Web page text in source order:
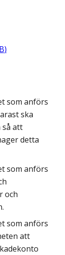
)
som anförs
ska
att
detta
som anförs
och
som anförs
att